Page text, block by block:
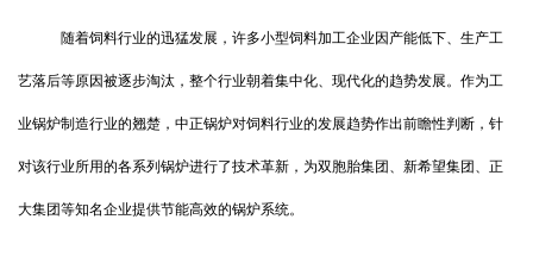
随着饲料行业的迅猛发展，许多小型饲料加工企业因产能低下、生产工
艺落后等原因被逐步淘汰，整个行业朝着集中化、现代化的趋势发展。作为工
业锅炉制造行业的翘楚，中正锅炉对饲料行业的发展趋势作出前瞻性判断，针
对该行业所用的各系列锅炉进行了技术革新，为双胞胎集团、新希望集团、正
大集团等知名企业提供节能高效的锅炉系统。